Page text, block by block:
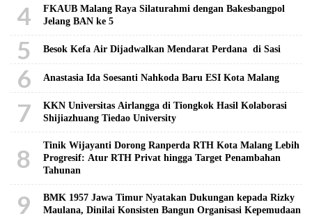
4
FKAUB Malang Raya Silaturahmi dengan Bakesbangpol
Jelang BAN ke 5
5 Besok Kefa Air Dijadwalkan Mendarat Perdana di Sasi
6 Anastasia Ida Soesanti Nahkoda Baru ESI Kota Malang
7
KKN Universitas Airlangga di Tiongkok Hasil Kolaborasi ​
Shijiazhuang Tiedao University
8
Tinik Wijayanti Dorong Ranperda RTH Kota Malang Lebih
Progresif: Atur RTH Privat hingga Target Penambahan
Tahunan
9
BMK 1957 Jawa Timur Nyatakan Dukungan kepada Rizky
Maulana, Dinilai Konsisten Bangun Organisasi Kepemudaan